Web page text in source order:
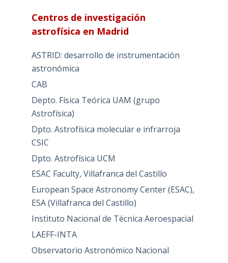
Centros de investigación
astrofísica en Madrid
ASTRID: desarrollo de instrumentación
astronómica
CAB
Depto. Física Teórica UAM (grupo
Astrofísica)
Dpto. Astrofísica molecular e infrarroja
CSIC
Dpto. Astrofísica UCM
ESAC Faculty, Villafranca del Castillo
European Space Astronomy Center (ESAC),
ESA (Villafranca del Castillo)
Instituto Nacional de Técnica Aeroespacial
LAEFF-INTA
Observatorio Astronómico Nacional